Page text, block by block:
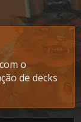
o
de decks